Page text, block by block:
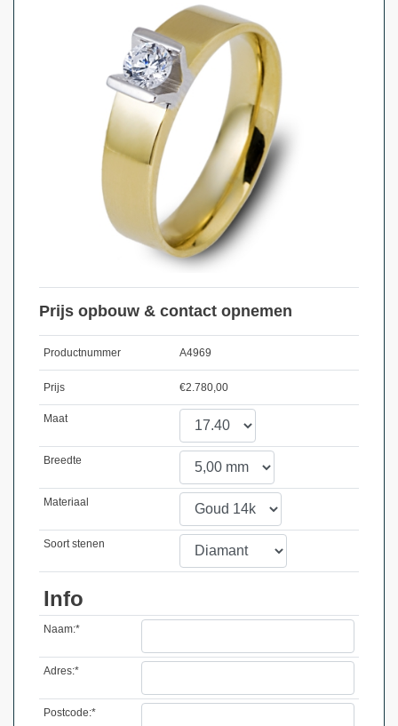
Prijs opbouw & contact opnemen
Productnummer A4969
Prijs €2.780,00
Maat
Breedte
Materiaal
Soort stenen
Info
Naam:*
Adres:*
Postcode:*